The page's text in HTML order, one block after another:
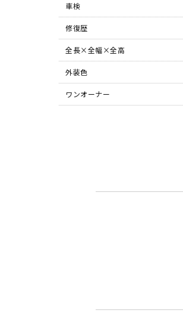
車検
修復歴
全長×全幅×全高
外装色
ワンオーナー